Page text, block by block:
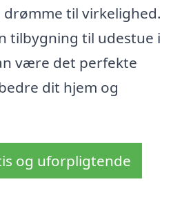
til virkelighed.
tilbygning til udestue i
være det perfekte
dit hjem og
og uforpligtende